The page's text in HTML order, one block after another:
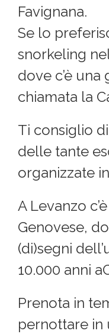
Favignana.
Se lo
snorkeling
dove c’è
chiamata la
Ti consiglio
delle tante
organizzate
A Levanzo
Genovese,
(di)segni
10.000 anni
Prenota in
pernottare in